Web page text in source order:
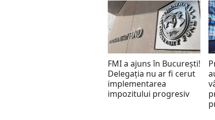
FMI a ajuns în București!
Delegația nu ar fi cerut
implementarea
impozitului progresiv